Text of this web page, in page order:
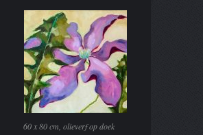
60 x 80 cm, olieverf op doek